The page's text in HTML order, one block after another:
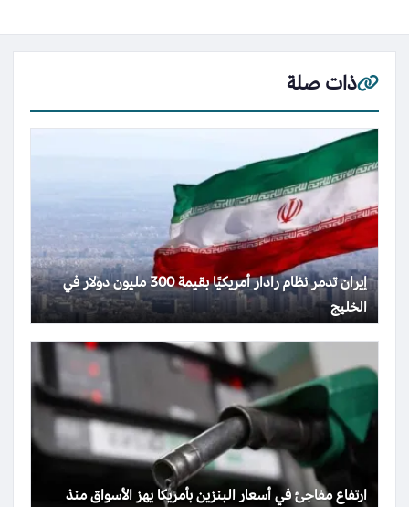
ذات صلة
إيران تدمر نظام رادار أمريكيًا بقيمة 300 مليون دولار في
الخليج
ارتفاع مفاجئ في أسعار البنزين بأمريكا يهز الأسواق منذ